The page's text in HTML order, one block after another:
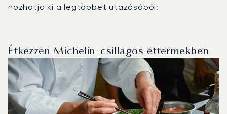
hozhatja ki a legtöbbet utazásából:
Étkezzen Michelin-csillagos éttermekben